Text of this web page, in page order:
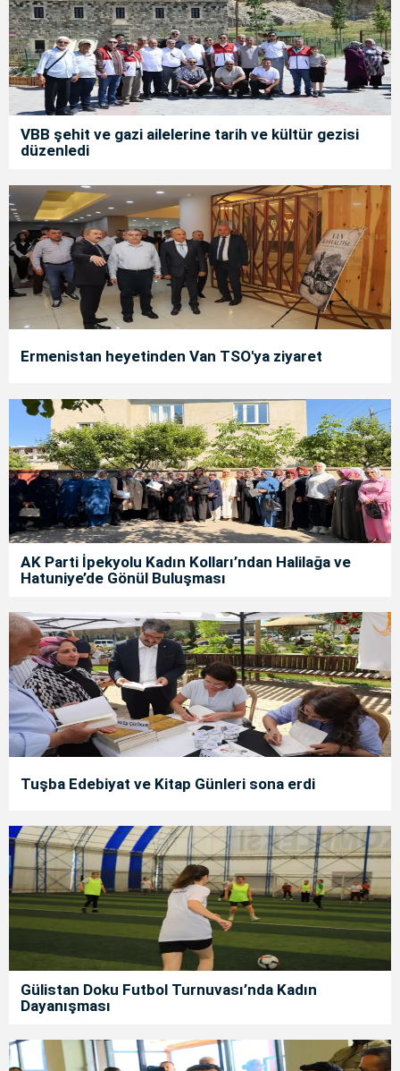
VBB şehit ve gazi ailelerine tarih ve kültür gezisi
düzenledi
Ermenistan heyetinden Van TSO'ya ziyaret
AK Parti İpekyolu Kadın Kolları’ndan Halilağa ve
Hatuniye’de Gönül Buluşması
Tuşba Edebiyat ve Kitap Günleri sona erdi
Gülistan Doku Futbol Turnuvası’nda Kadın
Dayanışması